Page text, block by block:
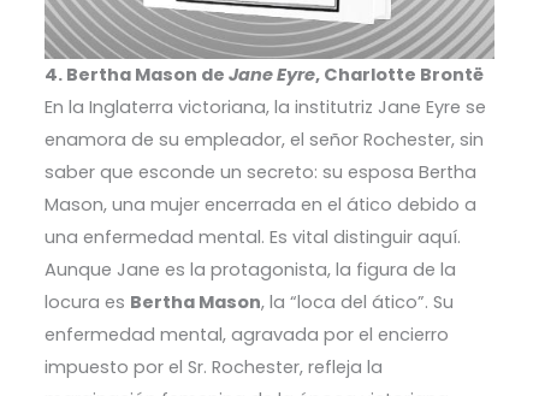
4. Bertha Mason de Jane Eyre, Charlotte Brontë
En la Inglaterra victoriana, la institutriz Jane Eyre se
enamora de su empleador, el señor Rochester, sin
saber que esconde un secreto: su esposa Bertha
Mason, una mujer encerrada en el ático debido a
una enfermedad mental. Es vital distinguir aquí.
Aunque Jane es la protagonista, la figura de la
locura es Bertha Mason, la “loca del ático”. Su
enfermedad mental, agravada por el encierro
impuesto por el Sr. Rochester, refleja la